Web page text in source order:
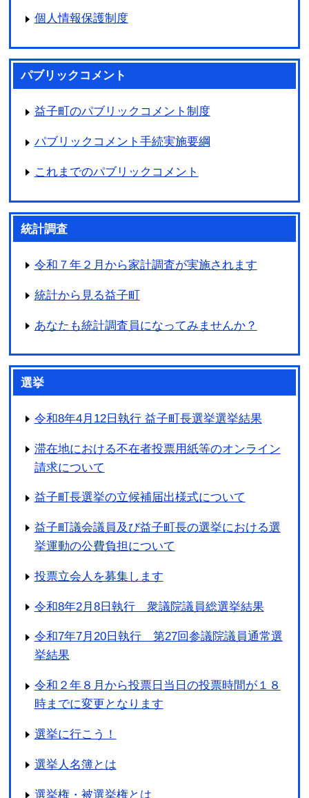
個人情報保護制度
パブリックコメント
益子町のパブリックコメント制度
パブリックコメント手続実施要綱
これまでのパブリックコメント
統計調査
令和７年２月から家計調査が実施されます
統計から見る益子町
あなたも統計調査員になってみませんか？
選挙
令和8年4月12日執行 益子町長選挙選挙結果
滞在地における不在者投票用紙等のオンライン
請求について
益子町長選挙の立候補届出様式について
益子町議会議員及び益子町長の選挙における選
挙運動の公費負担について
投票立会人を募集します
令和8年2月8日執行 衆議院議員総選挙結果
令和7年7月20日執行 第27回参議院議員通常選
挙結果
令和２年８月から投票日当日の投票時間が１８
時までに変更となります
選挙に行こう！
選挙人名簿とは
選挙権・被選挙権とは